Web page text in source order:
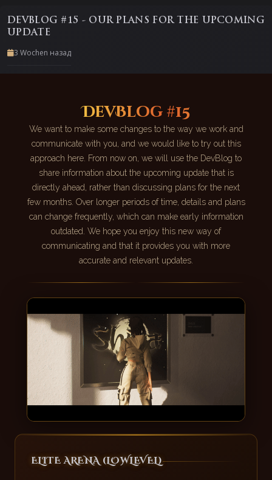
DEVBLOG #15 - OUR PLANS FOR THE UPCOMING
UPDATE
3 Wochen назад
DevBlog #15
We want to make some changes to the way we work and
communicate with you, and we would like to try out this
approach here. From now on, we will use the DevBlog to
share information about the upcoming update that is
directly ahead, rather than discussing plans for the next
few months. Over longer periods of time, details and plans
can change frequently, which can make early information
outdated. We hope you enjoy this new way of
communicating and that it provides you with more
accurate and relevant updates.
ELITE ARENA (LOWLEVEL)